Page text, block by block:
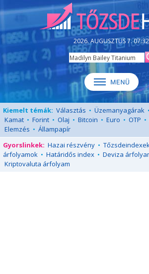
2026. AUGUSZTUS 7. 07:32
Kiemelt témák: Választás • Üzemanyagárak •
Kamat • Forint • Olaj • Bitcoin • Euro • OTP •
Elemzés • Állampapír
Gyorslinkek: Hazai részvény •
árfolyamok • Határidős index • Deviza
Kriptovaluta árfolyam